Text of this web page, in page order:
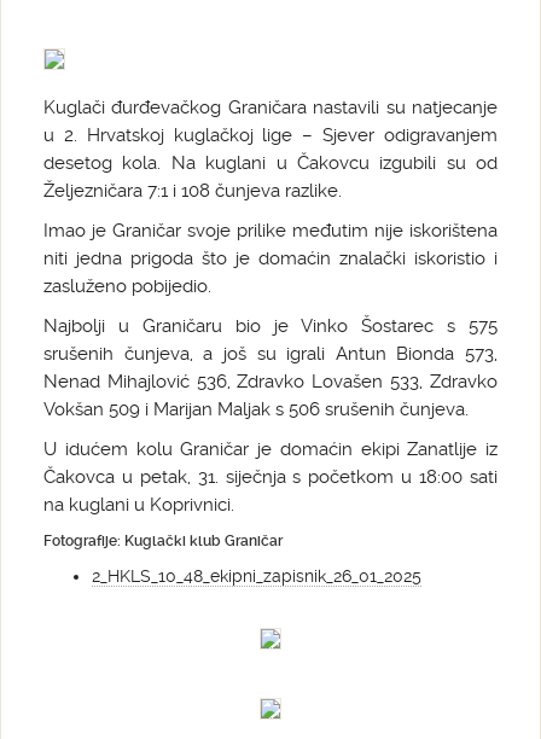
Kuglači đurđevačkog Graničara nastavili su natjecanje
u 2. Hrvatskoj kuglačkoj lige – Sjever odigravanjem
desetog kola. Na kuglani u Čakovcu izgubili su od
Željezničara 7:1 i 108 čunjeva razlike.
Imao je Graničar svoje prilike međutim nije iskorištena
niti jedna prigoda što je domaćin znalački iskoristio i
zasluženo pobijedio.
Najbolji u Graničaru bio je Vinko Šostarec s 575
srušenih čunjeva, a još su igrali Antun Bionda 573,
Nenad Mihajlović 536, Zdravko Lovašen 533, Zdravko
Vokšan 509 i Marijan Maljak s 506 srušenih čunjeva.
U idućem kolu Graničar je domaćin ekipi Zanatlije iz
Čakovca u petak, 31. siječnja s početkom u 18:00 sati
na kuglani u Koprivnici.
Fotografije: Kuglački klub Graničar
2_HKLS_10_48_ekipni_zapisnik_26_01_2025